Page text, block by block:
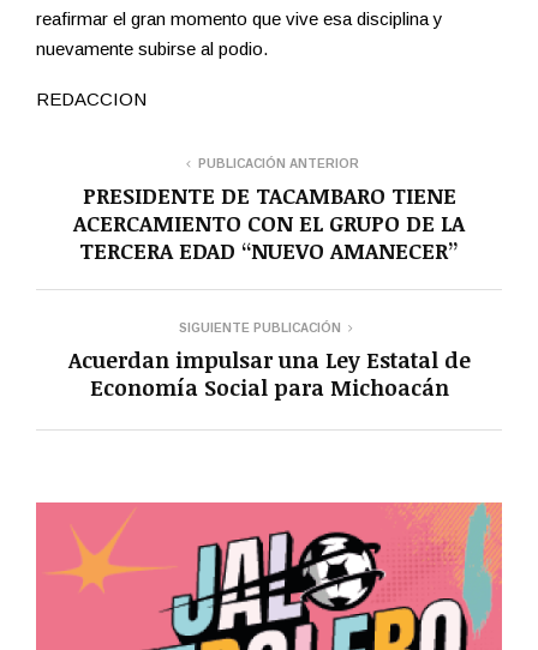
reafirmar el gran momento que vive esa disciplina y
nuevamente subirse al podio.
REDACCION
PUBLICACIÓN ANTERIOR
PRESIDENTE DE TACAMBARO TIENE
ACERCAMIENTO CON EL GRUPO DE LA
TERCERA EDAD “NUEVO AMANECER”
SIGUIENTE PUBLICACIÓN
Acuerdan impulsar una Ley Estatal de
Economía Social para Michoacán